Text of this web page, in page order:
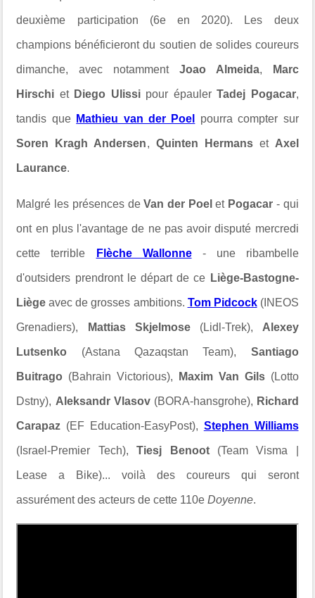
deuxième participation (6e en 2020). Les deux
champions bénéficieront du soutien de solides coureurs
dimanche, avec notamment Joao Almeida, Marc
Hirschi et Diego Ulissipour épaulerTadej Pogacar,
tandis que Mathieu van der Poel pourra compter sur
Soren Kragh Andersen, Quinten Hermanset Axel
Laurance.
Malgré les présences deVan der Poel et Pogacar - qui
ont en plus l'avantage de ne pas avoir disputé mercredi
cette terrible Flèche Wallonne- une ribambelle
d'outsiders prendront le départ de ce Liège-Bastogne-
Liège avec de grosses ambitions. Tom Pidcock(INEOS
Grenadiers), Mattias Skjelmose(Lidl-Trek), Alexey
Lutsenko (Astana Qazaqstan Team), Santiago
Buitrago (Bahrain Victorious), Maxim Van Gils(Lotto
Dstny), Aleksandr Vlasov(BORA-hansgrohe), Richard
Carapaz (EF Education-EasyPost), Stephen Williams
(Israel-Premier Tech),Tiesj Benoot(Team Visma |
Lease a Bike)... voilà des coureurs qui seront
assurément des acteurs de cette 110eDoyenne.